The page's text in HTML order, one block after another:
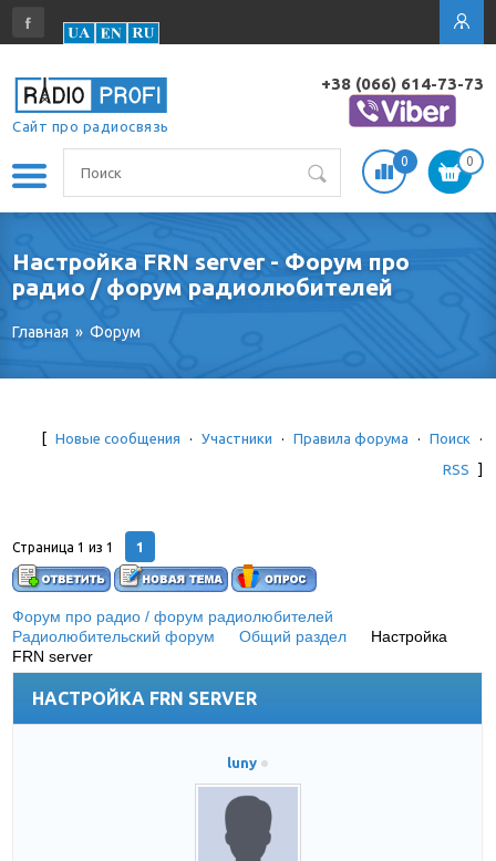
Сайт про радиосвязь
+38 (066) 614-73-73
0 0
Настройка FRN server - Форум про
радио / форум радиолюбителей
Главная » Форум
[ Новые сообщения · Участники · Правила форума · Поиск
·
RSS
]
Страница1 из1 1
Форум про радио / форум радиолюбителей
Радиолюбительский форум
Общий раздел
Настройка
FRN server
НАСТРОЙКА FRN SERVER
luny